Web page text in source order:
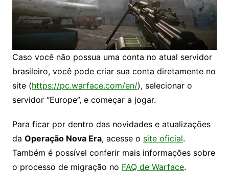
Caso você não possua uma conta no atual servidor
brasileiro, você pode criar sua conta diretamente no
site (https://pc.warface.com/en/), selecionar o
servidor “Europe”, e começar a jogar.
Para ficar por dentro das novidades e atualizações
da Operação Nova Era, acesse o site oficial.
Também é possível conferir mais informações sobre
o processo de migração no FAQ de Warface.